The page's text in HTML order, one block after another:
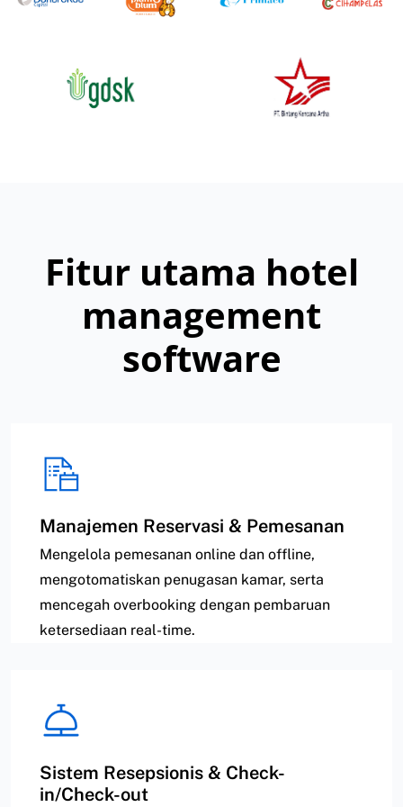
Fitur utama hotel
management
software
Manajemen Reservasi & Pemesanan
Mengelola pemesanan online dan offline,
mengotomatiskan penugasan kamar, serta
mencegah overbooking dengan pembaruan
ketersediaan real-time.
Sistem Resepsionis & Check-
in/Check-out